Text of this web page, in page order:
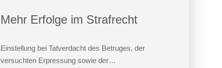
Mehr Erfolge im Strafrecht
Einstellung bei Tatverdacht des Betruges, der
versuchten Erpressung sowie der